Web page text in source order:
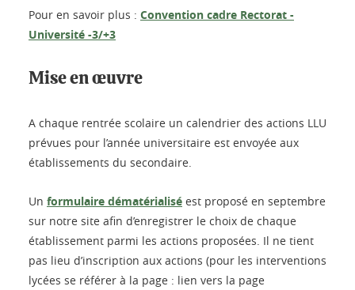
Pour en savoir plus : Convention cadre Rectorat -
Université -3/+3
Mise en œuvre
A chaque rentrée scolaire un calendrier des actions LLU
prévues pour l’année universitaire est envoyée aux
établissements du secondaire.
Un formulaire dématérialisé est proposé en septembre
sur notre site afin d’enregistrer le choix de chaque
établissement parmi les actions proposées. Il ne tient
pas lieu d’inscription aux actions (pour les interventions
lycées se référer à la page : lien vers la page